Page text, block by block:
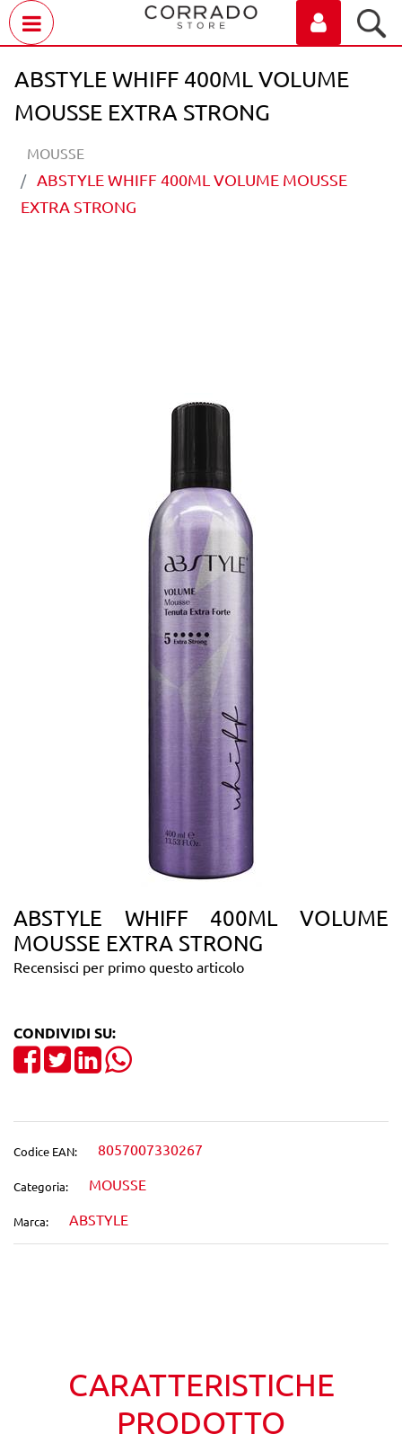
ABSTYLE WHIFF 400ML VOLUME
MOUSSE EXTRA STRONG
MOUSSE
ABSTYLE WHIFF 400ML VOLUME MOUSSE
EXTRA STRONG
ABSTYLE WHIFF 400ML VOLUME
MOUSSE EXTRA STRONG
Recensisci per primo questo articolo
CONDIVIDI SU:
Share on Facebook
TweetShare on LinkedIn
Codice EAN: 8057007330267
Categoria: MOUSSE
Marca: ABSTYLE
CARATTERISTICHE
PRODOTTO